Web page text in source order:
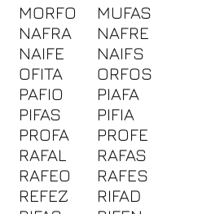
MORFO
MUFAS
NAFRA
NAFRE
NAIFE
NAIFS
OFITA
ORFOS
PAFIO
PIAFA
PIFAS
PIFIA
PROFA
PROFE
RAFAL
RAFAS
RAFEO
RAFES
REFEZ
RIFAD